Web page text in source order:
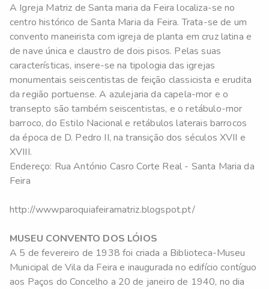
A Igreja Matriz de Santa maria da Feira localiza-se no
centro histórico de Santa Maria da Feira. Trata-se de um
convento maneirista com igreja de planta em cruz latina e
de nave única e claustro de dois pisos. Pelas suas
características, insere-se na tipologia das igrejas
monumentais seiscentistas de feição classicista e erudita
da região portuense. A azulejaria da capela-mor e o
transepto são também seiscentistas, e o retábulo-mor
barroco, do Estilo Nacional e retábulos laterais barrocos
da época de D. Pedro II, na transição dos séculos XVII e
XVIII.
Endereço: Rua António Casro Corte Real - Santa Maria da
Feira
http://wwwparoquiafeiramatriz.blogspot.pt/
MUSEU CONVENTO DOS LÓIOS
A 5 de fevereiro de 1938 foi criada a Biblioteca-Museu
Municipal de Vila da Feira e inaugurada no edifício contíguo
aos Paços do Concelho a 20 de janeiro de 1940, no dia